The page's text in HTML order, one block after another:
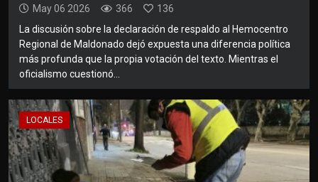
May 06 2026 366
136
La discusión sobre la declaración de respaldo al Hemocentro
Regional de Maldonado dejó expuesta una diferencia política
más profunda que la propia votación del texto. Mientras el
oficialismo cuestionó...
LOCALES